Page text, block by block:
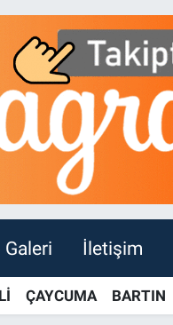
İletişim
ÇAYCUMA BARTIN